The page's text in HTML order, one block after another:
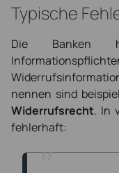
Typische
Die Banken
nennen sind
Widerrufsrecht. In
fehlerhaft: